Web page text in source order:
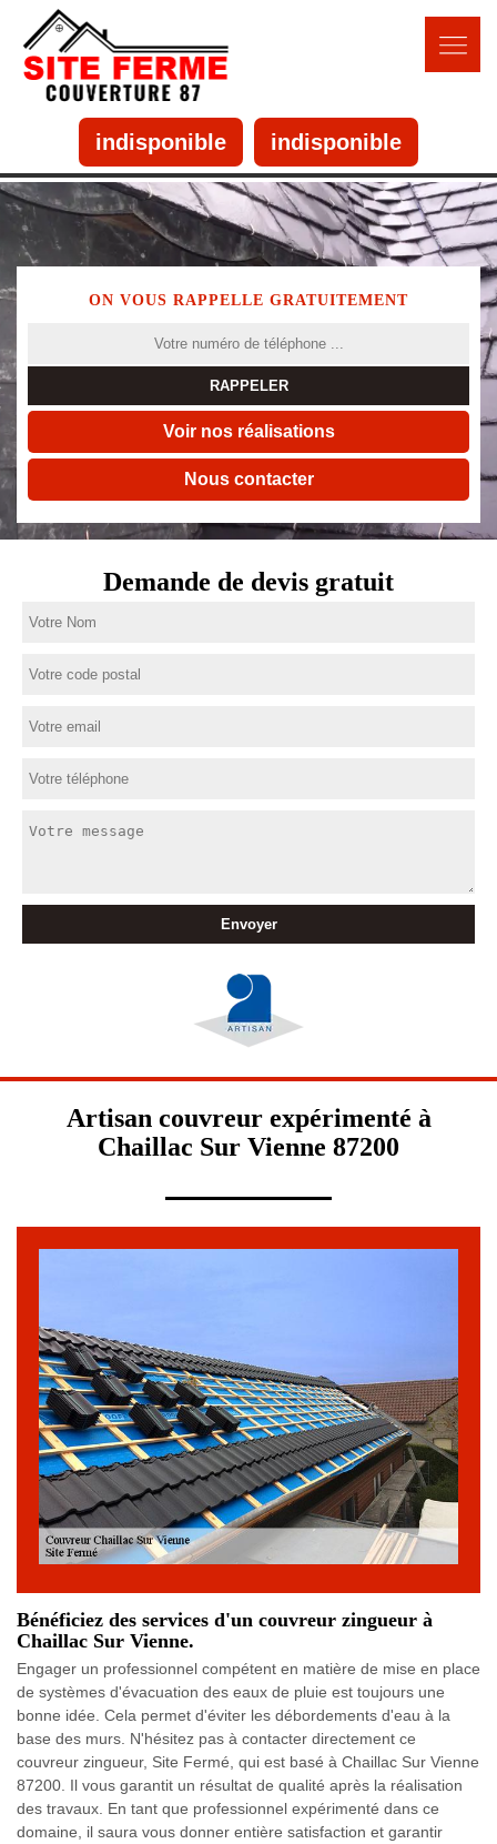
indisponible indisponible
ON VOUS RAPPELLE GRATUITEMENT
Voir nos réalisations
Nous contacter
Demande de devis gratuit
Artisan couvreur expérimenté à
Chaillac Sur Vienne 87200
Bénéficiez des services d'un couvreur zingueur à
Chaillac Sur Vienne.
Engager un professionnel compétent en matière de mise en place
de systèmes d'évacuation des eaux de pluie est toujours une
bonne idée. Cela permet d'éviter les débordements d'eau à la
base des murs. N'hésitez pas à contacter directement ce
couvreur zingueur, Site Fermé, qui est basé à Chaillac Sur Vienne
87200. Il vous garantit un résultat de qualité après la réalisation
des travaux. En tant que professionnel expérimenté dans ce
domaine, il saura vous donner entière satisfaction et garantir